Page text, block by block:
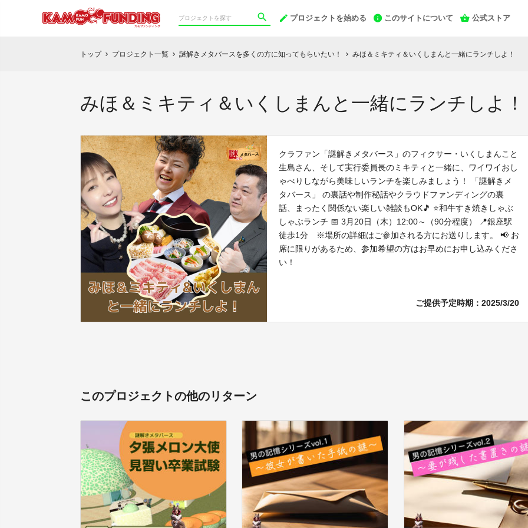
プロジェクトを始める このサイトについて 公式ストア
トップ chevron_right プロジェクト一覧 chevron_right 謎解きメタバースを多くの方に知ってもらいたい！ chevron_right みほ＆ミキティ＆いくしまんと一緒にランチしよ！
みほ＆ミキティ＆いくしまんと一緒にランチしよ！
クラファン「謎解きメタバース」のフィクサー・いくしまんこと
生島さん、そして実行委員長のミキティと一緒に、ワイワイおし
ゃべりしながら美味しいランチを楽しみましょう！ 「謎解きメ
タバース」 の裏話や制作秘話やクラウドファンディングの裏
話、まったく関係ない楽しい雑談もOK🎵 ⭐和牛すき焼きしゃぶ
しゃぶランチ 📅 3月20日（木）12:00～（90分程度） 📍銀座駅
徒歩1分 ※場所の詳細はご参加される方にお送りします。 📢 お
席に限りがあるため、参加希望の方はお早めにお申し込みくださ
い！
ご提供予定時期：2025/3/20
このプロジェクトの他のリターン